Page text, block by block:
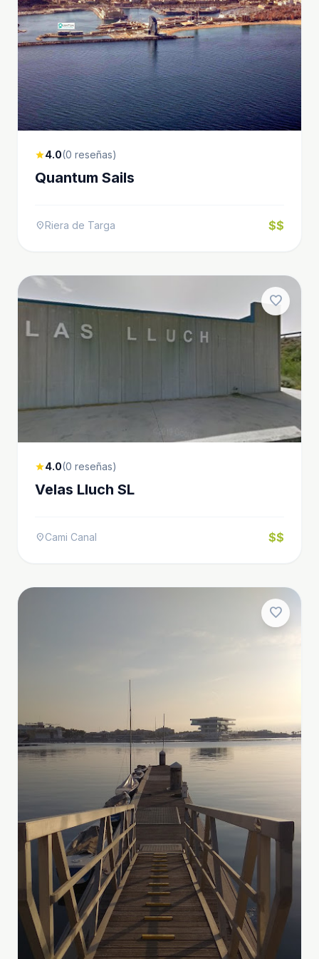
star4.0(0 reseñas)
Quantum Sails
location_onRiera de Targa $$
favorite
star4.0(0 reseñas)
Velas Lluch SL
location_onCami Canal $$
favorite